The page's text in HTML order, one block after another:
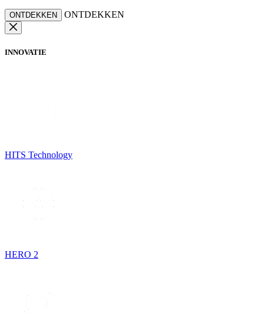
ONTDEKKEN ONTDEKKEN
INNOVATIE
HITS Technology
HERO 2